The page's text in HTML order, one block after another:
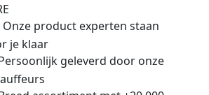
Onze product experten staan
je klaar
geleverd door onze